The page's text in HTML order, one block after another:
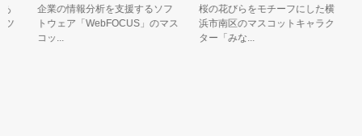
企業の情報分析を支援するソフ
トウェア「WebFOCUS」のマス
コッ...
桜の花びらをモチーフにした横
浜市南区のマスコットキャラク
ター「みな...